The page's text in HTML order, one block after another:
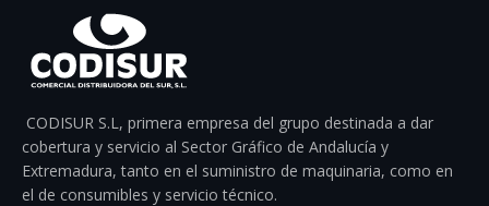
CODISUR S.L, primera empresa del grupo destinada a dar
cobertura y servicio al Sector Gráfico de Andalucía y
Extremadura, tanto en el suministro de maquinaria, como en
el de consumibles y servicio técnico.